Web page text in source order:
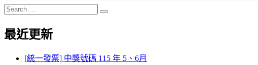
Search
for:
Search
最近更新
[統一發票] 中獎號碼 115 年 5、6月